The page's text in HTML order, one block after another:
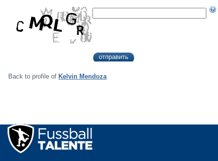
Back to profile of Kelvin Mendoza